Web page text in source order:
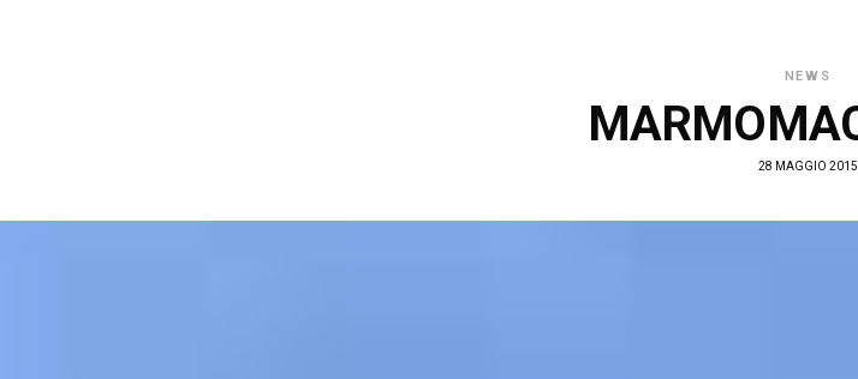
NEWS
28 MAGGIO 2015